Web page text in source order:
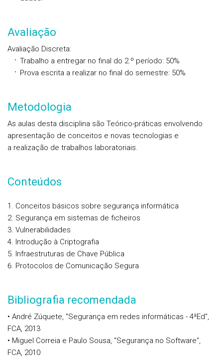
Avaliação
Avaliação Discreta:
Trabalho a entregar no final do 2.º período: 50%
Prova escrita a realizar no final do semestre: 50%
Metodologia
As aulas desta disciplina são Teórico-práticas envolvendo
apresentação de conceitos e novas tecnologias e
a realização de trabalhos laboratoriais.
Conteúdos
Conceitos básicos sobre segurança informática
Segurança em sistemas de ficheiros
Vulnerabilidades
Introdução à Criptografia
Infraestruturas de Chave Pública
Protocolos de Comunicação Segura
Bibliografia recomendada
• André Zúquete, "Segurança em redes informáticas - 4ªEd",
FCA, 2013
• Miguel Correia e Paulo Sousa, "Segurança no Software",
FCA, 2010